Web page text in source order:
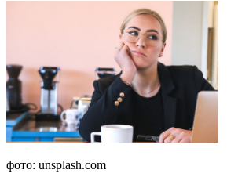
фото: unsplash.com